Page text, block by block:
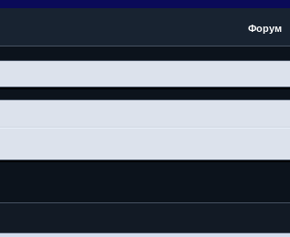
Форум